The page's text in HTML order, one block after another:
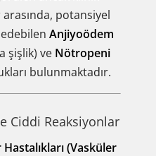
potansiyel
Anjiyoödem
şişlik) ve Nötropeni
bulunmaktadır.
Ciddi Reaksiyonlar
(Vasküler